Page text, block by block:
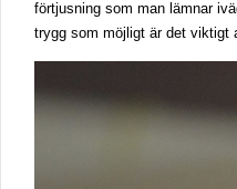
förtjusning som man lämnar
trygg som möjligt är det viktigt